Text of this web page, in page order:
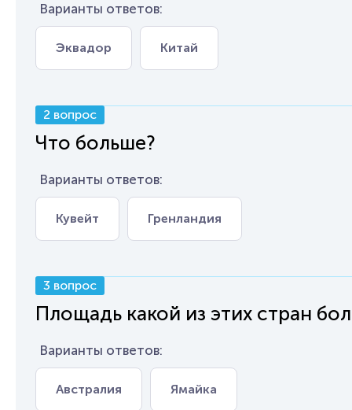
Варианты ответов:
Эквадор Китай
2 вопрос
Что больше?
Варианты ответов:
Кувейт Гренландия
3 вопрос
Площадь какой из этих стран
Варианты ответов:
Австралия Ямайка